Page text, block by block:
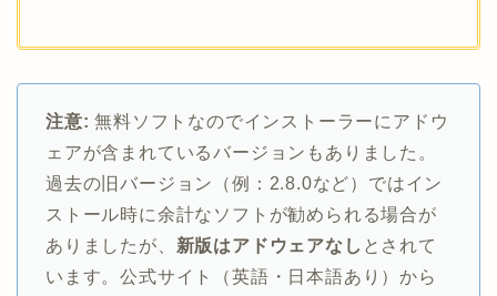
注意: 無料ソフトなのでインストーラーにアドウ
ェアが含まれているバージョンもありました。
過去の旧バージョン（例：2.8.0など）ではイン
ストール時に余計なソフトが勧められる場合が
ありましたが、 新版はアドウェアなし とされて
います。公式サイト（英語・日本語あり）から